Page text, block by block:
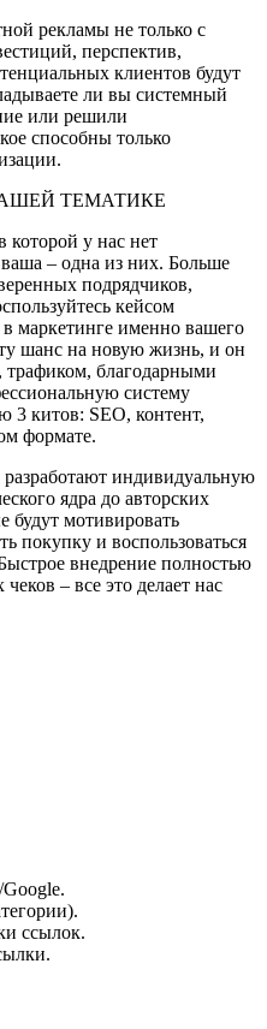
рекламы не только с
перспектив,
клиентов будут
ли вы системный
или решили
способны только
ТЕМАТИКЕ
которой у нас нет
– одна из них. Больше
подрядчиков,
кейсом
маркетинге именно вашего
шанс на новую жизнь, и он
трафиком, благодарными
систему
3 китов: SEO, контент,
формате.
индивидуальную
ядра до авторских
будут мотивировать
покупку и воспользоваться
внедрение полностью
– все это делает нас
ссылок.